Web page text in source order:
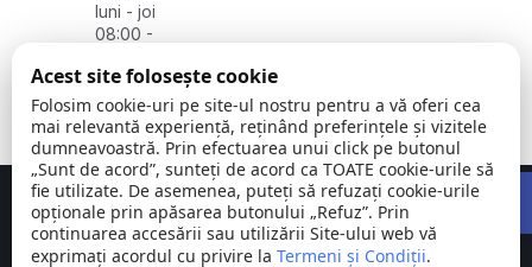
luni - joi
08:00 -
vineri
08:00 -
14:00
Comuna © Toate
Concept realizat deBig Media Relații Publice SRL
Acest site folosește cookie
Folosim cookie-uri pe site-ul nostru pentru a vă oferi cea
mai relevantă experiență, reținând preferințele și vizitele
dumneavoastră. Prin efectuarea unui click pe butonul
„Sunt de acord”, sunteți de acord ca TOATE cookie-urile să
fie utilizate. De asemenea, puteți să refuzați cookie-urile
opționale prin apăsarea butonului „Refuz”. Prin
continuarea accesării sau utilizării Site-ului web vă
exprimați acordul cu privire la Termeni și Condiții.